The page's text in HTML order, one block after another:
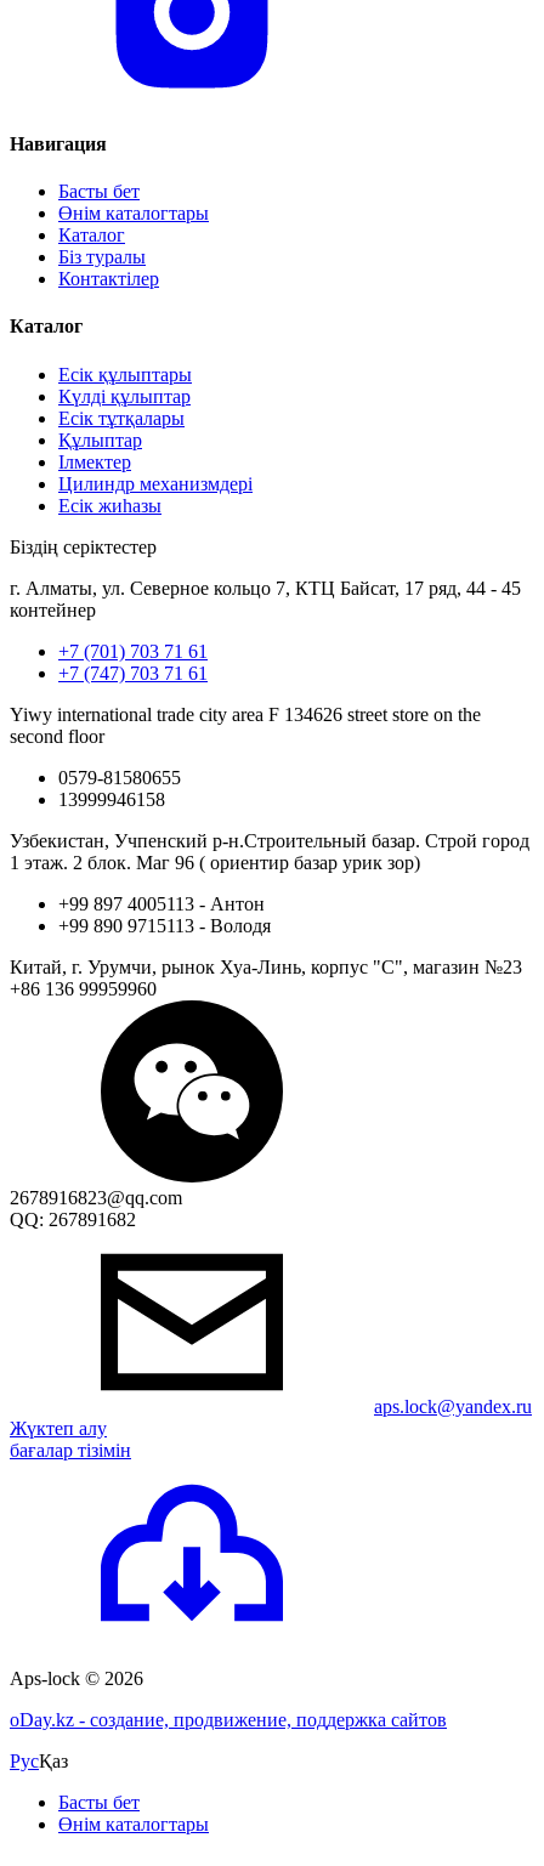
Навигация
Басты бет
Өнім каталогтары
Каталог
Біз туралы
Контактілер
Каталог
Есік құлыптары
Күлді құлыптар
Есік тұтқалары
Құлыптар
Ілмектер
Цилиндр механизмдері
Есік жиһазы
Біздің серіктестер
г. Алматы, ул. Северное кольцо 7, КТЦ Байсат, 17 ряд, 44 - 45
контейнер
+7 (701) 703 71 61
+7 (747) 703 71 61
Yiwy international trade city area F 134626 street store on the
second floor
0579-81580655
13999946158
Узбекистан, Учпенский р-н.Строительный базар. Строй город
1 этаж. 2 блок. Маг 96 ( ориентир базар урик зор)
+99 897 4005113 - Антон
+99 890 9715113 - Володя
Китай, г. Урумчи, рынок Хуа-Линь, корпус "С", магазин №23
+86 136 99959960
2678916823@qq.com
QQ: 267891682
aps.lock@yandex.ru
Жүктеп алу
бағалар тізімін
Aps-lock © 2026
oDay.kz - создание, продвижение, поддержка сайтов
РусҚаз
Басты бет
Өнім каталогтары